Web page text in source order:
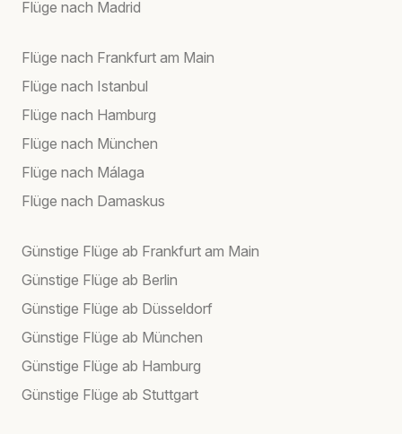
Flüge nach Madrid
Flüge nach Frankfurt am Main
Flüge nach Istanbul
Flüge nach Hamburg
Flüge nach München
Flüge nach Málaga
Flüge nach Damaskus
Günstige Flüge ab Frankfurt am Main
Günstige Flüge ab Berlin
Günstige Flüge ab Düsseldorf
Günstige Flüge ab München
Günstige Flüge ab Hamburg
Günstige Flüge ab Stuttgart